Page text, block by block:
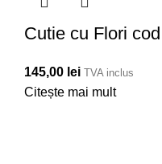
Cutie cu Flori
145,00 lei TVA inclus
Citește mai mult